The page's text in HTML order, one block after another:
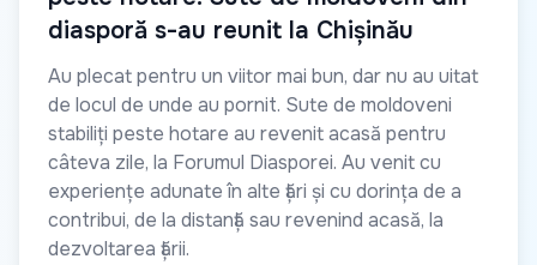
diasporă s-au reunit la Chișinău
Au plecat pentru un viitor mai bun, dar nu au uitat
de locul de unde au pornit. Sute de moldoveni
stabiliți peste hotare au revenit acasă pentru
câteva zile, la Forumul Diasporei. Au venit cu
experiențe adunate în alte țări și cu dorința de a
contribui, de la distanță sau revenind acasă, la
dezvoltarea țării.